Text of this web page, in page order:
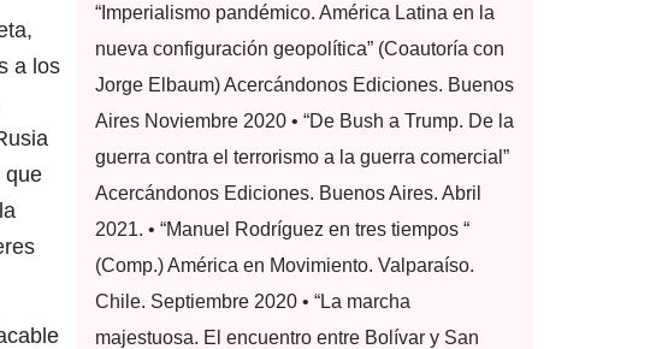
a los
que
“Imperialismo pandémico. América Latina en la
nueva configuración geopolítica” (Coautoría con
Jorge Elbaum) Acercándonos Ediciones. Buenos
Aires Noviembre 2020 • “De Bush a Trump. De la
guerra contra el terrorismo a la guerra comercial”
Acercándonos Ediciones. Buenos Aires. Abril
2021. • “Manuel Rodríguez en tres tiempos “
(Comp.) América en Movimiento. Valparaíso.
Chile. Septiembre 2020 • “La marcha
majestuosa. El encuentro entre Bolívar y San